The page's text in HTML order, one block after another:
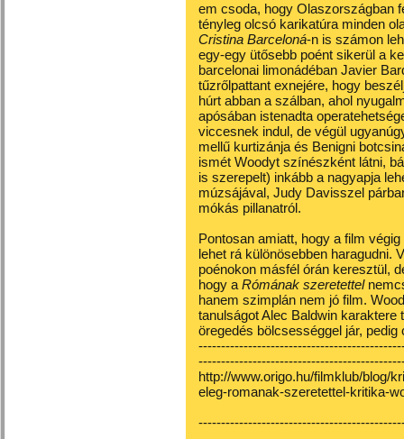
em csoda, hogy Olaszországban
tényleg olcsó karikatúra minden
Cristina Barceloná-n is számon
egy-egy ütősebb poént sikerül a
barcelonai limonádéban Javier
tűzrőlpattant exnejére, hogy
húrt abban a szálban, ahol
apósában istenadta
viccesnek indul, de végül
mellű kurtizánja és Benigni
ismét Woodyt színészként látni,
is szerepelt) inkább a nagyapja
múzsájával, Judy Davisszel
mókás pillanatról.
Pontosan amiatt, hogy a film
lehet rá különösebben haragudni.
poénokon másfél órán keresztül,
hogy a Rómának szeretettel
hanem szimplán nem jó film.
tanulságot Alec Baldwin
öregedés bölcsességgel jár, pedig
http://www.origo.hu/filmklub/blog/
eleg-romanak-szeretettel-kritika-